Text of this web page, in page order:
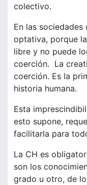
colectivo.
En las
optativa, porque
libre y no puede
coerción. La
coerción. Es la
historia humana.
Esta
esto supone,
facilitarla para
La CH es
son los
grado u otro, de